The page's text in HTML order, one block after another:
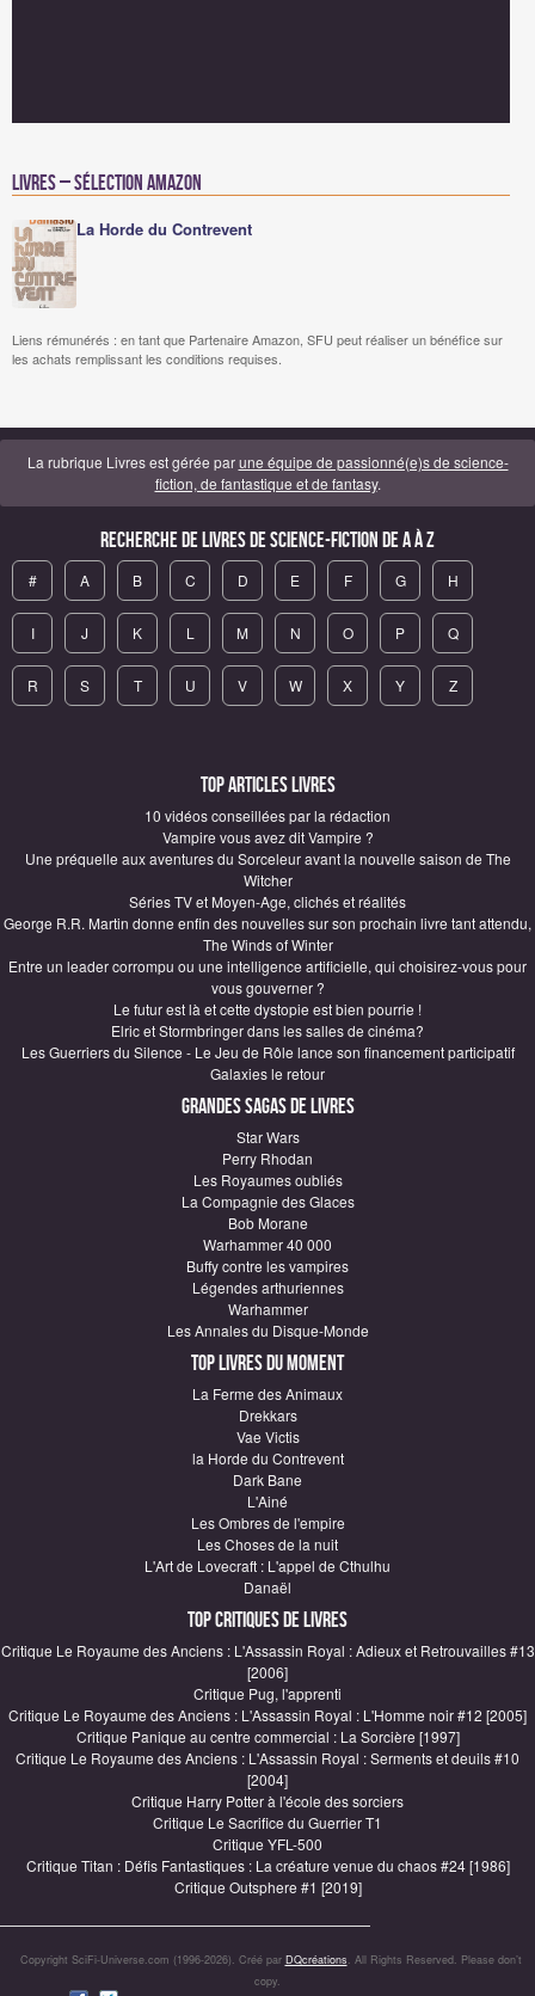
Livres – Sélection Amazon
La Horde du Contrevent
Liens rémunérés : en tant que Partenaire Amazon, SFU peut réaliser un bénéfice sur
les achats remplissant les conditions requises.
La rubrique Livres est gérée parune équipe de passionné(e)s de science-
fiction, de fantastique et de fantasy.
Recherche de Livres de science-fiction de A à Z
# A B C D E F G H
I J K L M N O P Q
R S T U V W X Y Z
Top articles Livres
10 vidéos conseillées par la rédaction
Vampire vous avez dit Vampire ?
Une préquelle aux aventures du Sorceleur avant la nouvelle saison de The
Witcher
Séries TV et Moyen-Age, clichés et réalités
George R.R. Martin donne enfin des nouvelles sur son prochain livre tant attendu,
The Winds of Winter
Entre un leader corrompu ou une intelligence artificielle, qui choisirez-vous pour
vous gouverner ?
Le futur est là et cette dystopie est bien pourrie !
Elric et Stormbringer dans les salles de cinéma?
Les Guerriers du Silence - Le Jeu de Rôle lance son financement participatif
Galaxies le retour
Grandes sagas de Livres
Star Wars
Perry Rhodan
Les Royaumes oubliés
La Compagnie des Glaces
Bob Morane
Warhammer 40 000
Buffy contre les vampires
Légendes arthuriennes
Warhammer
Les Annales du Disque-Monde
Top Livres du moment
La Ferme des Animaux
Drekkars
Vae Victis
la Horde du Contrevent
Dark Bane
L'Ainé
Les Ombres de l'empire
Les Choses de la nuit
L'Art de Lovecraft : L'appel de Cthulhu
Danaël
Top critiques de Livres
Critique Le Royaume des Anciens : L'Assassin Royal : Adieux et Retrouvailles #13
[2006]
Critique Pug, l'apprenti
Critique Le Royaume des Anciens : L'Assassin Royal : L'Homme noir #12 [2005]
Critique Panique au centre commercial : La Sorcière [1997]
Critique Le Royaume des Anciens : L'Assassin Royal : Serments et deuils #10
[2004]
Critique Harry Potter à l'école des sorciers
Critique Le Sacrifice du Guerrier T1
Critique YFL-500
Critique Titan : Défis Fantastiques : La créature venue du chaos #24 [1986]
Critique Outsphere #1 [2019]
Copyright SciFi-Universe.com (1996-2026). Créé par DQcréations. All Rights Reserved. Please don’t
copy.